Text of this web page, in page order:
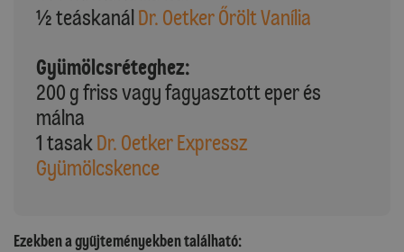
½ teáskanálDr. Oetker Őrölt Vanília
Gyümölcsréteghez:
200 g friss vagy fagyasztott eper és
málna
1 tasak Dr. Oetker Expressz
Gyümölcskence
Ezekben a gyűjteményekben található: